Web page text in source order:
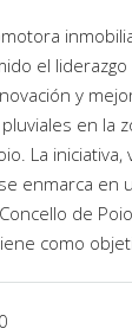
el
y
en la
La
enmarca en
de
como
0